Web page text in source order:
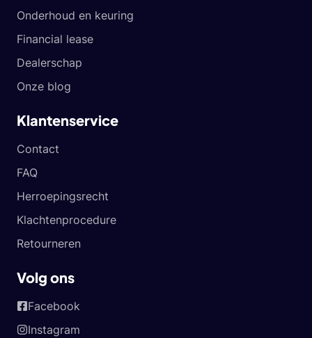
Onderhoud en keuring
Financial lease
Dealerschap
Onze blog
Klantenservice
Contact
FAQ
Herroepingsrecht
Klachtenprocedure
Retourneren
Volg ons
Facebook
Instagram